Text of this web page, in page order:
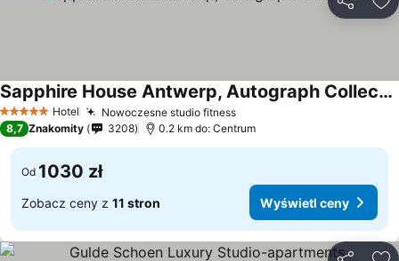
5 KategoriaHotel Nowoczesne studio fitness
Sapphire House Antwerp, Autograph Collection
8,7 Znakomity 3208 0.2 km do: Centrum
Od 1030 zł
Zobacz ceny z 11 stron Wyświetl ceny